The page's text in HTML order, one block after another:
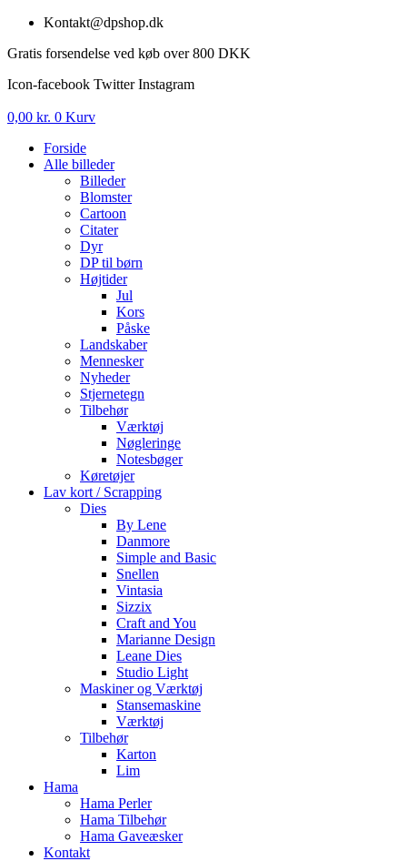
Videre
indhold
Kontakt@dpshop.dk
Gratis forsendelse ved køb over 800 DKK
Icon-facebook Twitter Instagram
0,00 kr. 0 Kurv
Forside
Alle billeder
Billeder
Blomster
Cartoon
Citater
Dyr
DP til børn
Højtider
Jul
Kors
Påske
Landskaber
Mennesker
Nyheder
Stjernetegn
Tilbehør
Værktøj
Nøgleringe
Notesbøger
Køretøjer
Lav kort / Scrapping
Dies
By Lene
Danmore
Simple and Basic
Snellen
Vintasia
Sizzix
Craft and You
Marianne Design
Leane Dies
Studio Light
Maskiner og Værktøj
Stansemaskine
Værktøj
Tilbehør
Karton
Lim
Hama
Hama Perler
Hama Tilbehør
Hama Gaveæsker
Kontakt